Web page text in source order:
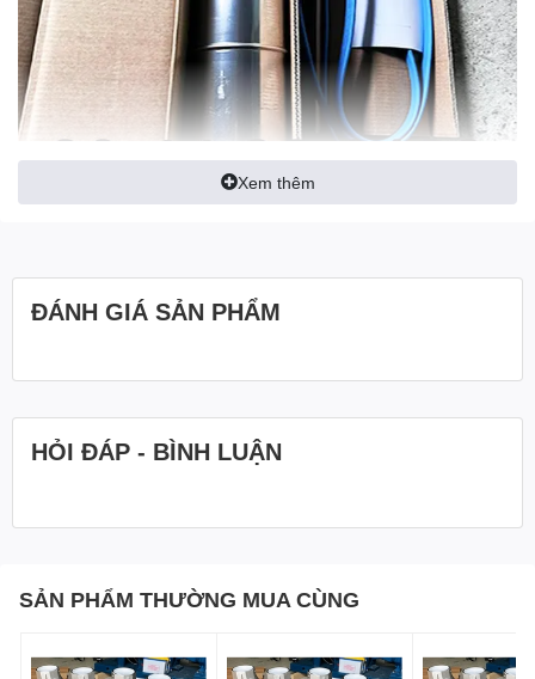
Xem thêm
ĐÁNH GIÁ SẢN PHẨM
HỎI ĐÁP - BÌNH LUẬN
SẢN PHẨM THƯỜNG MUA CÙNG